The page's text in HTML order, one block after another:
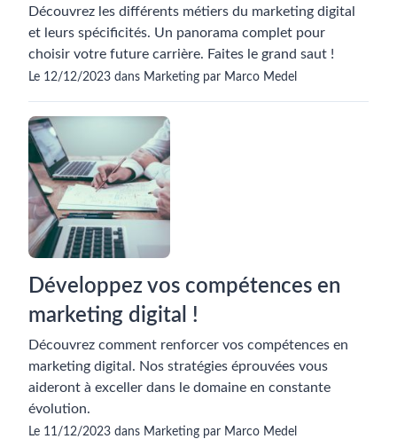
Découvrez les différents métiers du marketing digital
et leurs spécificités. Un panorama complet pour
choisir votre future carrière. Faites le grand saut !
Le 12/12/2023 dans Marketing par Marco Medel
Développez vos compétences en
marketing digital !
Découvrez comment renforcer vos compétences en
marketing digital. Nos stratégies éprouvées vous
aideront à exceller dans le domaine en constante
évolution.
Le 11/12/2023 dans Marketing par Marco Medel